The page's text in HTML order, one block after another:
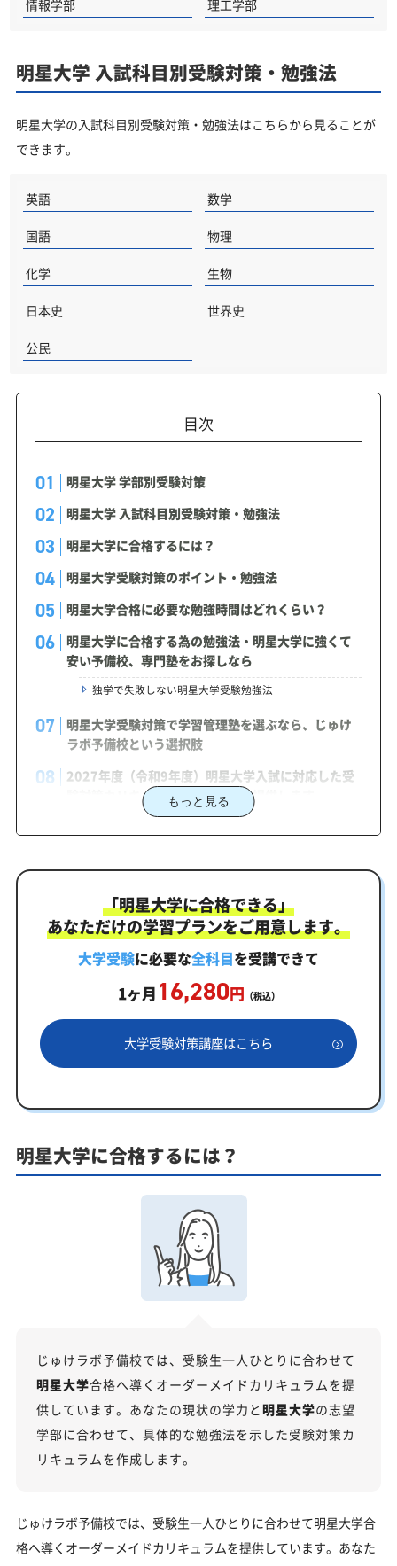
情報学部 理工学部
明星大学 入試科目別受験対策・勉強法
明星大学の入試科目別受験対策・勉強法はこちらから見ることが
できます。
英語 数学
国語 物理
化学 生物
日本史 世界史
公民
目次
明星大学 学部別受験対策
明星大学 入試科目別受験対策・勉強法
明星大学に合格するには？
明星大学受験対策のポイント・勉強法
明星大学合格に必要な勉強時間はどれくらい？
明星大学に合格する為の勉強法・明星大学に強くて
安い予備校、専門塾をお探しなら
独学で失敗しない明星大学受験勉強法
明星大学受験対策で学習管理塾を選ぶなら、じゅけ
ラボ予備校という選択肢
2027年度（令和9年度）明星大学入試に対応した受
験対策カリキュラム・学習計画を提供します
まずはあなたの弱点をしっかり把握現状分析テスト
あなただけの学習計画だから成果が出る！明星大学合格
に向けた受験対策カリキュラム
学習効果をしっかり確認定着度テスト
一人でも安心、学習相談
あなたにピッタリ合った「明星大学対策のオーダー
メイドカリキュラム」から得られる成果とは？
カリキュラムや料金についてお気軽にご相談くださ
明星大学受験専門のオンライン家庭教師「いつでも
クイック指導」もご用意
【2027年度】大学入学共通テスト対策！2026年度
2026年度共通テストの総括：難関大志望者には厳しい戦
科目別分析と最新トレンド
明星大学の総合型選抜入試対策も万全
明星大学の受験情報
入試方式と学部別受験情報
明星大学の入試難易度
明星大学のキャンパス
もっと見る
「明星大学に合格できる」
あなただけの学習プランをご用意します。
大学受験に必要な全科目を受講できて
1ヶ月 16,280円 （税込）
大学受験対策講座はこちら
明星大学に合格するには？
じゅけラボ予備校では、受験生一人ひとりに合わせて
明星大学合格へ導くオーダーメイドカリキュラムを提
供しています。あなたの現状の学力と明星大学の志望
学部に合わせて、具体的な勉強法を示した受験対策カ
リキュラムを作成します。
じゅけラボ予備校では、受験生一人ひとりに合わせて明星大学合
格へ導くオーダーメイドカリキュラムを提供しています。あなた